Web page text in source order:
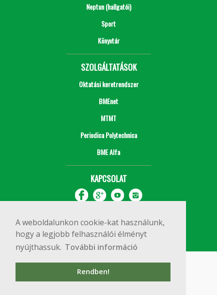
A weboldalunkon cookie-kat használunk,
hogy a legjobb felhasználói élményt
nyújthassuk. További információ
Rendben!
Neptun (hallgatói)
Sport
Könyvtár
SZOLGÁLTATÁSOK
Oktatási keretrendszer
BMEnet
MTMT
Periodica Polytechnica
BME Alfa
KAPCSOLAT
Copyright © 2020 BME Építőmérnöki Kar
1111 Budapest, Műegyetem rkp. 3.